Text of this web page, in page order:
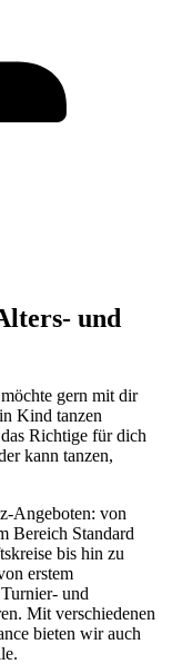
und
gern mit dir
Kind tanzen
Richtige für dich
kann tanzen,
Angeboten: von
Bereich Standard
bis hin zu
erstem
und
Mit verschiedenen
bieten wir auch